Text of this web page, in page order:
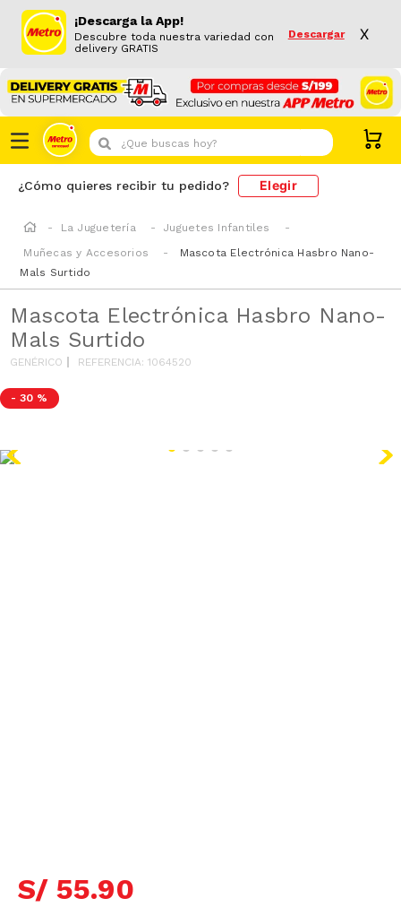
¡Descarga la App!
Descubre toda nuestra variedad con
delivery GRATIS
Descargar X
¿Que buscas hoy?
¿Cómo quieres recibir tu pedido? Elegir
La Juguetería
Juguetes Infantiles
Muñecas y Accesorios
Mascota Electrónica Hasbro Nano-
Mals Surtido
Mascota Electrónica Hasbro Nano-
Mals Surtido
GENÉRICO REFERENCIA:1064520
- 30 %
S/ 55.90